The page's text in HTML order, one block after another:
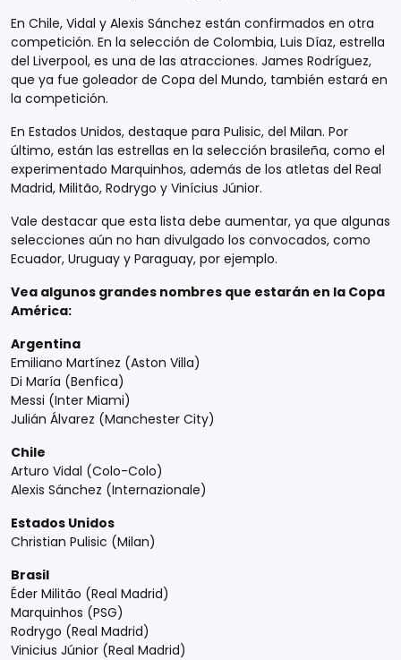
En Chile, Vidal y Alexis Sánchez están confirmados en otra
competición. En la selección de Colombia, Luis Díaz, estrella
del Liverpool, es una de las atracciones. James Rodríguez,
que ya fue goleador de Copa del Mundo, también estará en
la competición.
En Estados Unidos, destaque para Pulisic, del Milan. Por
último, están las estrellas en la selección brasileña, como el
experimentado Marquinhos, además de los atletas del Real
Madrid, Militão, Rodrygo y Vinícius Júnior.
Vale destacar que esta lista debe aumentar, ya que algunas
selecciones aún no han divulgado los convocados, como
Ecuador, Uruguay y Paraguay, por ejemplo.
Vea algunos grandes nombres que estarán en la Copa
América:
Argentina
Emiliano Martínez (Aston Villa)
Di María (Benfica)
Messi (Inter Miami)
Julián Álvarez (Manchester City)
Chile
Arturo Vidal (Colo-Colo)
Alexis Sánchez (Internazionale)
Estados Unidos
Christian Pulisic (Milan)
Brasil
Éder Militão (Real Madrid)
Marquinhos (PSG)
Rodrygo (Real Madrid)
Vinicius Júnior (Real Madrid)